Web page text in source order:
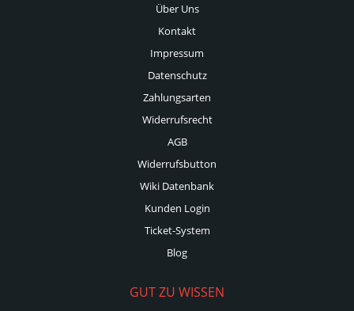
Über Uns
Kontakt
Impressum
Datenschutz
Zahlungsarten
Widerrufsrecht
AGB
Widerrufsbutton
Wiki Datenbank
Kunden Login
Ticket-System
Blog
GUT ZU WISSEN